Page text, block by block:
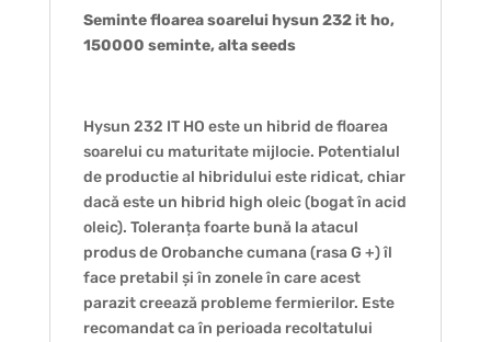
Seminte floarea soarelui hysun 232 it ho,
150000 seminte, alta seeds
Hysun 232 IT HO este un hibrid de floarea
soarelui cu maturitate mijlocie. Potentialul
de productie al hibridului este ridicat, chiar
dacă este un hibrid high oleic (bogat în acid
oleic). Toleranța foarte bună la atacul
produs de Orobanche cumana (rasa G +) îl
face pretabil și în zonele în care acest
parazit creează probleme fermierilor. Este
recomandat ca în perioada recoltatului